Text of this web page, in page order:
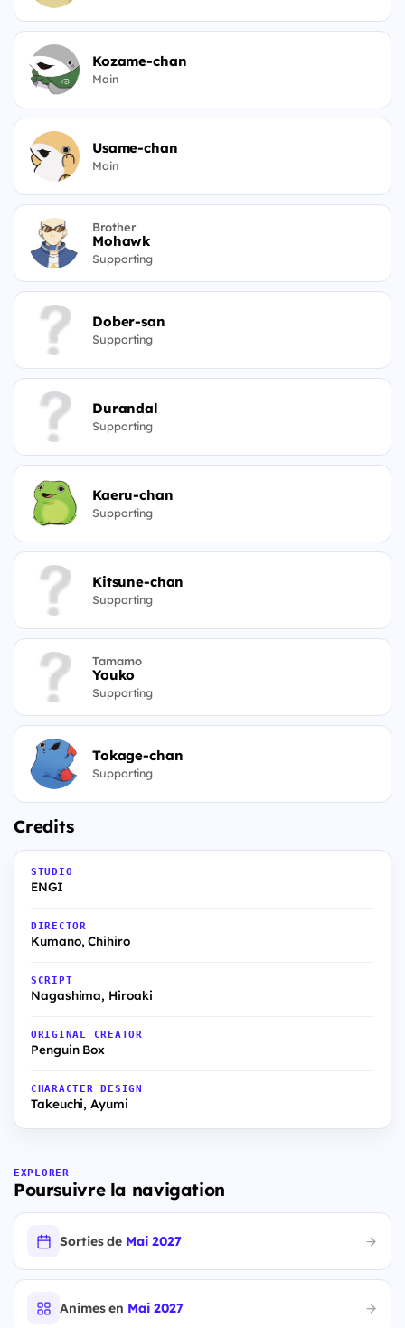
Kozame-chan
Main
Usame-chan
Main
Brother
Mohawk
Supporting
Dober-san
Supporting
Durandal
Supporting
Kaeru-chan
Supporting
Kitsune-chan
Supporting
Tamamo
Youko
Supporting
Tokage-chan
Supporting
Credits
STUDIO
ENGI
DIRECTOR
Kumano, Chihiro
SCRIPT
Nagashima, Hiroaki
ORIGINAL CREATOR
Penguin Box
CHARACTER DESIGN
Takeuchi, Ayumi
EXPLORER
Poursuivre la navigation
Sorties de Mai 2027
Animes en Mai 2027